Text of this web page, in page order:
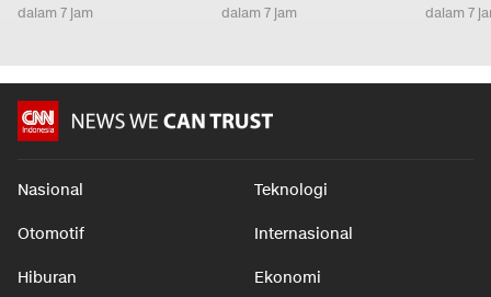
dalam 7 jam dalam 7 jam dalam 7
Nasional Teknologi
Otomotif Internasional
Hiburan Ekonomi